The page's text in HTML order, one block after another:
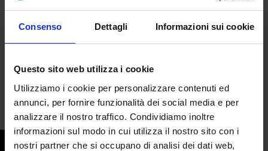
Consenso Dettagli Informazioni sui cookie
Questo sito web utilizza i cookie
Utilizziamo i cookie per personalizzare contenuti ed
annunci, per fornire funzionalità dei social media e per
analizzare il nostro traffico. Condividiamo inoltre
informazioni sul modo in cui utilizza il nostro sito con i
nostri partner che si occupano di analisi dei dati web,
Era il 1873 quando a Pordenone si organizzò
beneficenza con in palio un montepremi di
400 lire. Da allora, la città friulana ha
mantenuto la tradizione e quest’anno
festeggia l’incredibile traguardo: i 150 anni
della tombola...